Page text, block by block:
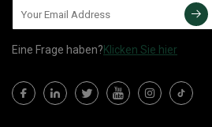
Eine Frage haben?Klicken Sie hier